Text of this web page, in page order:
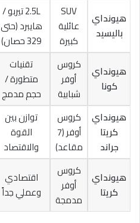
هيونداي
باليسيد
SUV
عائلية
كبيرة
2.5L تيربو /
هايبرد (حتى
329 حصان)
هيونداي
كونا
كروس
أوفر
شبابية
تقنيات
متطورة /
حجم مدمج
هيونداي
كريتا
جراند
كروس
أوفر (7
مقاعد)
توازن بين
القوة
والاقتصاد
هيونداي
كريتا
كروس
أوفر
مدمجة
اقتصادي
وعملي جداً